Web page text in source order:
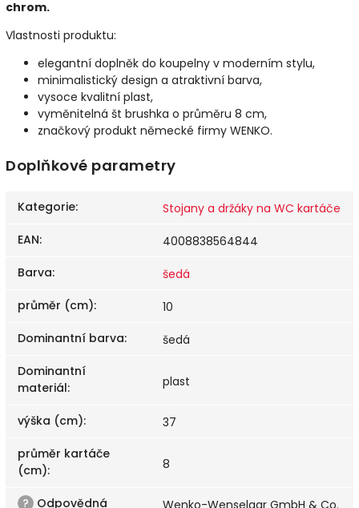
chrom.
Vlastnosti produktu:
elegantní doplněk do koupelny v moderním stylu,
minimalistický design a atraktivní barva,
vysoce kvalitní plast,
vyměnitelná št brushka o průměru 8 cm,
značkový produkt německé firmy WENKO.
Doplňkové parametry
Kategorie:
Stojany a držáky na WC kartáče
EAN:
4008838564844
Barva:
šedá
průměr (cm):
10
Dominantní barva:
šedá
Dominantní
materiál: plast
výška (cm):
37
průměr kartáče
(cm): 8
? Odpovědná Wenko-Wenselaar GmbH & Co.